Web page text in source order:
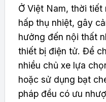
Ở Việt Nam, thời
hấp thụ nhiệt, gây
hưởng đến nội thất
thiết bị điện tử. Để
nhiều chủ xe lựa
hoặc sử dụng bạt
pháp đều có ưu